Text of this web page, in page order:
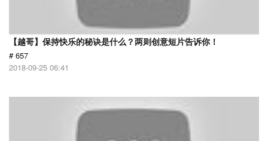
【越哥】保持快乐的秘诀是什么？两则创意短片告诉你！
# 657
2018-09-25 06:41